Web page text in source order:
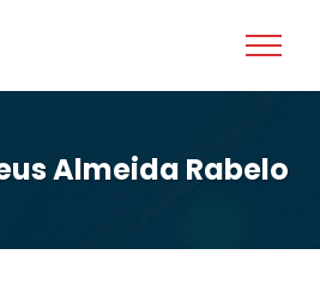
Almeida Rabelo